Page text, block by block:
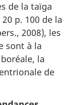
de la taïga
p. 100 de la
2008), les
sont à la
la
de